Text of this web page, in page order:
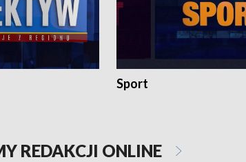
Sport
REDAKCJI ONLINE